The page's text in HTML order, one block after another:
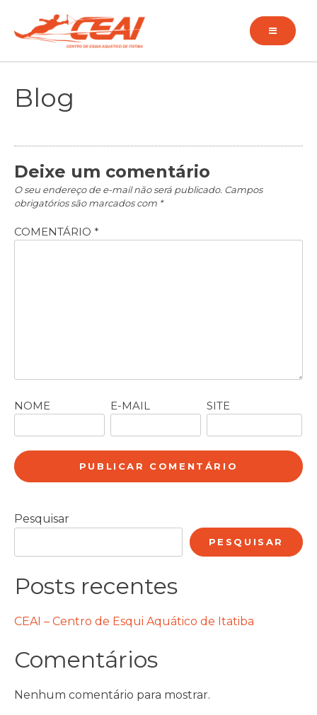
conteúdo
Blog
Deixe um comentário
O seu endereço de e-mail não será publicado. Campos
obrigatórios são marcados com *
COMENTÁRIO *
NOME E-MAIL SITE
Pesquisar
PESQUISAR
Posts recentes
CEAI – Centro de Esqui Aquático de Itatiba
Comentários
Nenhum comentário para mostrar.